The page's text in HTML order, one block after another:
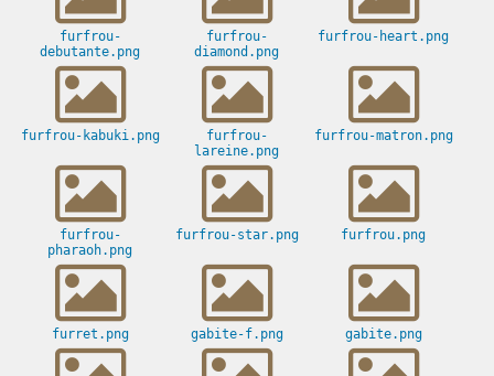
furfrou-
debutante.png
furfrou-
diamond.png
furfrou-heart.png
furfrou-kabuki.png
furfrou-
lareine.png
furfrou-matron.png
furfrou-
pharaoh.png
furfrou-star.png furfrou.png
furret.png gabite-f.png gabite.png